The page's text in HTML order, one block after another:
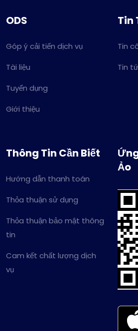
ODS
Góp ý cải tiến dịch vụ
Tài liệu
Tuyển dụng
Giới thiệu
Tin
Tin
Tin
Thông Tin Cần Biết
Hướng dẫn thanh toán
Thỏa thuận sử dụng
Thỏa thuận bảo mật thông
tin
Cam kết chất lượng dịch
vụ
Ảo